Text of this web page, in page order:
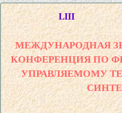
LIII
МЕЖДУНАРОДНАЯ
КОНФЕРЕНЦИЯ ПО
УПРАВЛЯЕМОМУ